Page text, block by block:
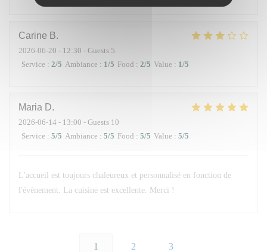
Carine B
2026-06-20 - 12:30 - Guests 5
Service : 2/5 Ambiance : 1/5 Food : 2/5 Value : 1/5
Maria D
2026-06-14 - 13:00 - Guests 10
Service : 5/5 Ambiance : 5/5 Food : 5/5 Value : 5/5
L'accueil est toujours chaleureux et personnalisé en fonction de
l'évènement. La cuisine est excellente. Merci !
1 2 3